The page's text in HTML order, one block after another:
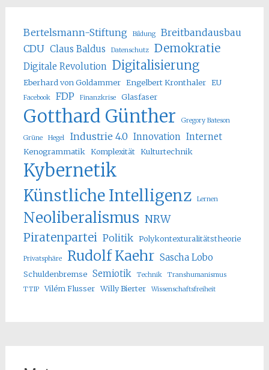
Bertelsmann-Stiftung Bildung
Breitbandausbau
CDU Claus Baldus Datenschutz Demokratie
Digitale Revolution Digitalisierung
Eberhard von Goldammer Engelbert Kronthaler EU
Facebook FDP Finanzkrise Glasfaser
Gotthard Günther Gregory Bateson
Grüne Hegel Industrie 4.0 Innovation Internet
Kenogrammatik Komplexität Kulturtechnik
Kybernetik
Künstliche Intelligenz Lernen
Neoliberalismus NRW
Piratenpartei Politik Polykontexturalitätstheorie
Privatsphäre Rudolf Kaehr Sascha Lobo
Schuldenbremse Semiotik Technik
Transhumanismus
TTIP
Vilém Flusser Willy Bierter Wissenschaftsfreiheit